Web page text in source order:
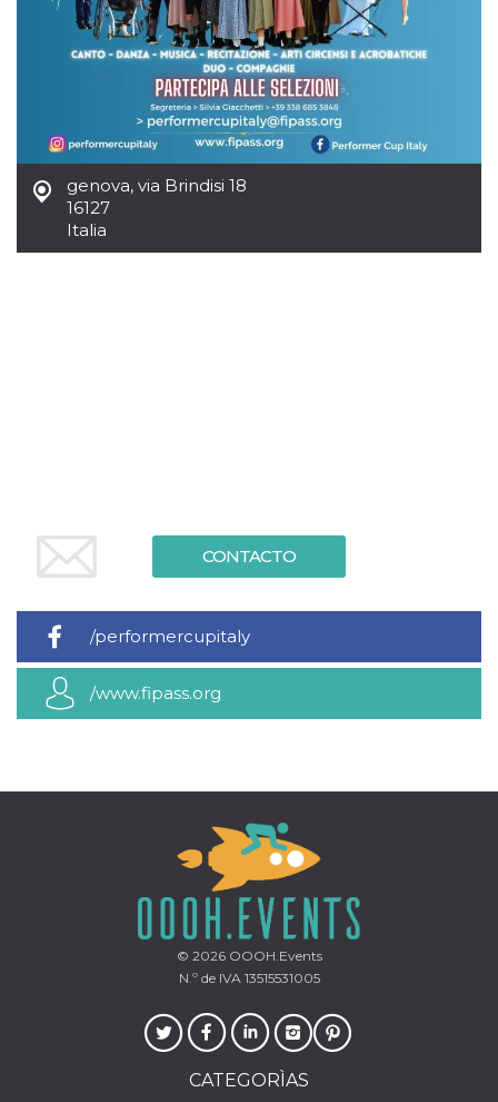
genova, via Brindisi 18
16127
Italia
CONTACTO
/performercupitaly
/www.fipass.org
© 2026OOOH.Events
N.º de IVA 13515531005
CATEGORÌAS